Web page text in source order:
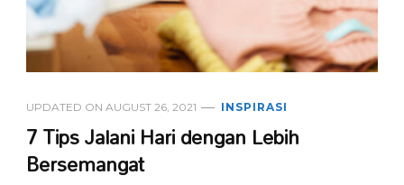
UPDATED ON AUGUST 26, 2021 INSPIRASI
7 Tips Jalani Hari dengan Lebih
Bersemangat